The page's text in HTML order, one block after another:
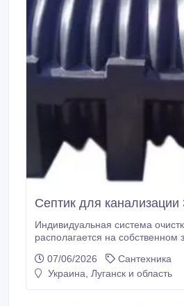
Септик для канализации
Индивидуальная система
располагается на собственном
окружающую среду, чем создаются комфортные
условия для жизни. Она не
07/06/2026
Сантехника
Украина, Луганск и область